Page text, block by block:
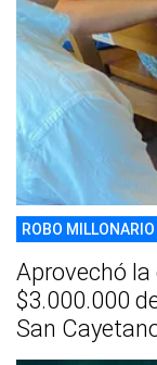
ROBO MILLONARIO
Aprovechó
$3.000.000
San